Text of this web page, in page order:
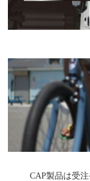
CAP製品は受